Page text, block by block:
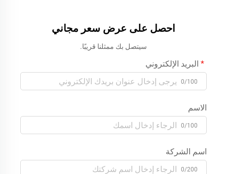
احصل على عرض سعر مجاني
سيتصل بك ممثلنا قريبًا.
البريد الإلكتروني
0/100
الاسم
0/100
اسم الشركة
0/200